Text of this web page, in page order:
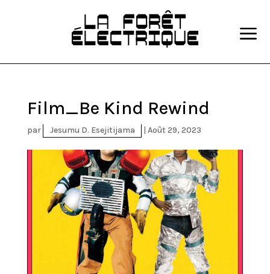
Film_Be Kind Rewind
par Jesumu D. Esejitijama |Août 29, 2023
a